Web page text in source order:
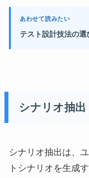
あわせて読みたい
テスト設計技法の
シナリオ抽出
シナリオ抽出は、
トシナリオを生成